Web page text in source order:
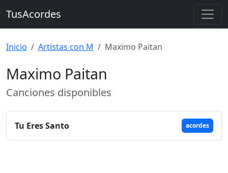
TusAcordes
Inicio Artistas con M Maximo Paitan
Maximo Paitan
Canciones disponibles
Tu Eres Santo acordes